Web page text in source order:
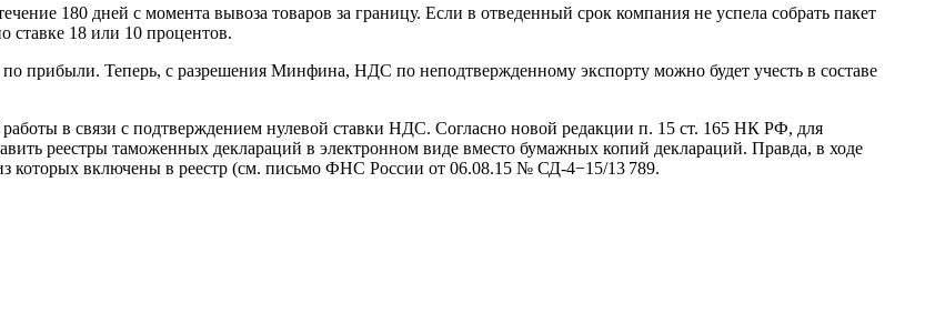
180 дней с момента вывоза товаров за границу. Если в отведенный срок компания не успела собрать пакет
ставке 18 или 10 процентов.
прибыли. Теперь, с разрешения Минфина, НДС по неподтвержденному экспорту можно будет учесть в составе
в связи с подтверждением нулевой ставки НДС. Согласно новой редакции п. 15 ст. 165 НК РФ, для
реестры таможенных деклараций в электронном виде вместо бумажных копий деклараций. Правда, в ходе
которых включены в реестр (см. письмо ФНС России от 06.08.15 № СД-4−15/13 789.